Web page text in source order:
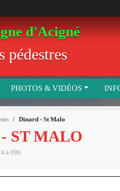
d'Acigné
pédestres
PHOTOS & VIDÉOS
Dinard - St Malo
ST MALO
à 09h